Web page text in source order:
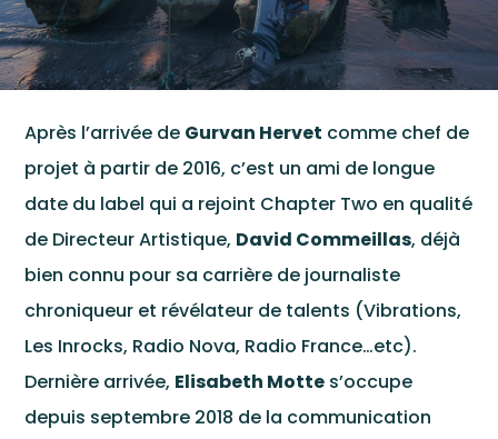
Après l’arrivée de Gurvan Hervet comme chef de
projet à partir de 2016, c’est un ami de longue
date du label qui a rejoint Chapter Two en qualité
de Directeur Artistique, David Commeillas, déjà
bien connu pour sa carrière de journaliste
chroniqueur et révélateur de talents (Vibrations,
Les Inrocks, Radio Nova, Radio France…etc).
Dernière arrivée, Elisabeth Motte s’occupe
depuis septembre 2018 de la communication